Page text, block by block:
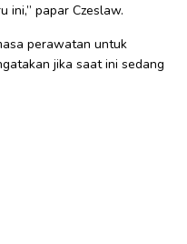
ini,” papar Czeslaw.
perawatan untuk
jika saat ini sedang